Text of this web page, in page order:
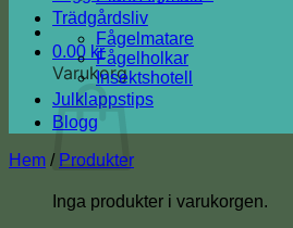
0.00 kr
Varukorg
Inga produkter i varukorgen.
Trädgårdsliv
Fågelmatare
Fågelholkar
Insektshotell
Julklappstips
Blogg
Hem / Produkter